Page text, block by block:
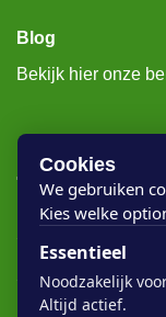
Blog
Bekijk hier onze
Rigostep Skylt
Rubio Monocoat
Houten vloer lak
Cookies
We gebruiken
Kies welke
Essentieel
Noodzakelijk
Altijd actief.